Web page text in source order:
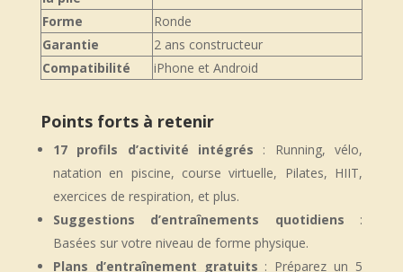
Forme
Ronde
Garantie
2 ans constructeur
Compatibilité
iPhone et Android
Points forts à retenir
17 profils d’activité intégrés : Running, vélo,
natation en piscine, course virtuelle, Pilates, HIIT,
exercices de respiration, et plus.
Suggestions d’entraînements quotidiens :
Basées sur votre niveau de forme physique.
Plans d’entraînement gratuits : Préparez un 5